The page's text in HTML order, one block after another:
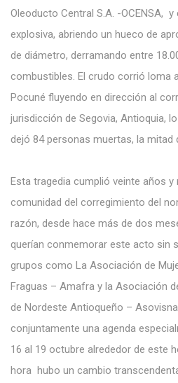
Oleoducto Central S.A. -OCENSA,
explosiva, abriendo un hueco de
de diámetro, derramando entre
combustibles. El crudo corrió loma
Pocuné fluyendo en dirección al
jurisdicción de Segovia, Antioquia,
dejó 84 personas muertas, la mitad
Esta tragedia cumplió veinte años y
comunidad del corregimiento del
razón, desde hace más de dos
querían conmemorar este acto sin
grupos como La Asociación de
Fraguas – Amafra y la Asociación
de Nordeste Antioqueño –
conjuntamente una agenda
16 al 19 octubre alrededor de este
hora hubo un cambio